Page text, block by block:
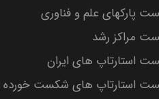
پارکهای علم و فناوری
مراکز رشد
استارتاپ های ایران
استارتاپ های شکست خورده